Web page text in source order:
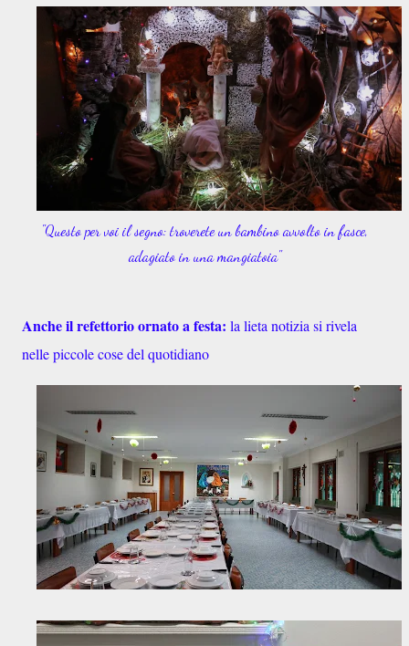
"Questo per voi il segno: troverete un bambino avvolto in fasce,
adagiato in una mangiatoia"
Anche il refettorio ornato a festa: la lieta notizia si rivela
nelle piccole cose del quotidiano